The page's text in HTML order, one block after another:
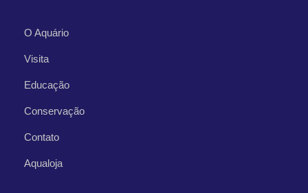
O Aquário
Visita
Educação
Conservação
Contato
Aqualoja